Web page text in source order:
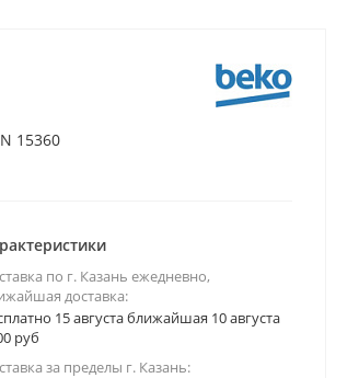
15360
по г. Казань ежедневно,
доставка:
15 августа ближайшая 10 августа
руб
за пределы г. Казань: